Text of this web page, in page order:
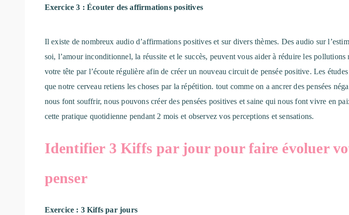
Exercice 3 : Écouter des affirmations positives
Il existe de nombreux audio d’affirmations positives et sur divers thèmes. Des audio sur
soi, l’amour inconditionnel, la réussite et le succès, peuvent vous aider à réduire les pollutions
votre tête par l’écoute régulière afin de créer un nouveau circuit de pensée positive. Les
que notre cerveau retiens les choses par la répétition. tout comme on a ancrer des pensées
nous font souffrir, nous pouvons créer des pensées positives et saine qui nous font vivre en
cette pratique quotidienne pendant 2 mois et observez vos perceptions et sensations.
Identifier 3 Kiffs par jour pour faire évoluer
penser
Exercice : 3 Kiffs par jours